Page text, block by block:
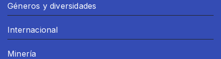
Géneros y diversidades
Internacional
Minería